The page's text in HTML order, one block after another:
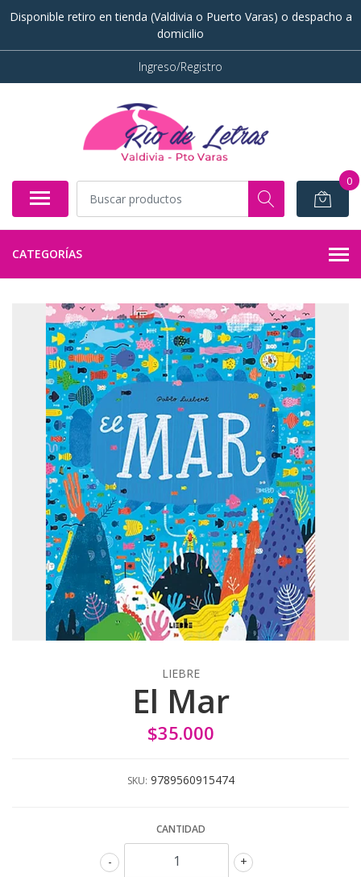
Disponible retiro en tienda (Valdivia o Puerto Varas) o despacho a
domicilio
Ingreso/Registro
0
CATEGORÍAS
LIEBRE
El Mar
$35.000
SKU: 9789560915474
CANTIDAD
+
-